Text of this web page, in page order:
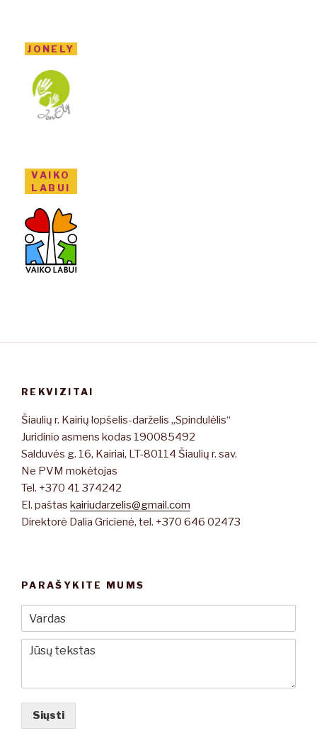
JONELY
VAIKO
LABUI
REKVIZITAI
Šiaulių r. Kairių lopšelis-darželis „Spindulėlis“
Juridinio asmens kodas 190085492
Salduvės g. 16, Kairiai, LT-80114 Šiaulių r. sav.
Ne PVM mokėtojas
Tel. +370 41 374242
El. paštas kairiudarzelis@gmail.com
Direktorė Dalia Gricienė, tel. +370 646 02473
PARAŠYKITE MUMS
Siųsti